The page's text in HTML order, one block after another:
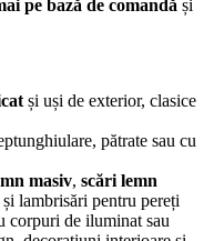
pe bază de comandă și
și uși de exterior, clasice
pătrate sau cu
masiv, scări lemn
lambrisări pentru pereți
corpuri de iluminat sau